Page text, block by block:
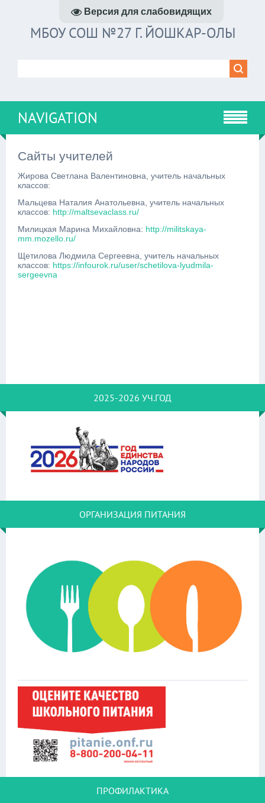
Версия для слабовидящих
МБОУ СОШ №27 Г. ЙОШКАР-ОЛЫ
NAVIGATION
Сайты учителей
Жирова Светлана Валентиновна, учитель начальных
классов:
Мальцева Наталия Анатольевна, учитель начальных
классов: http://maltsevaclass.ru/
Милицкая Марина Михайловна: http://militskaya-
mm.mozello.ru/
Щетилова Людмила Сергеевна, учитель начальных
классов: https://infourok.ru/user/schetilova-lyudmila-
sergeevna
2025-2026 УЧ.ГОД
ОРГАНИЗАЦИЯ ПИТАНИЯ
ПРОФИЛАКТИКА